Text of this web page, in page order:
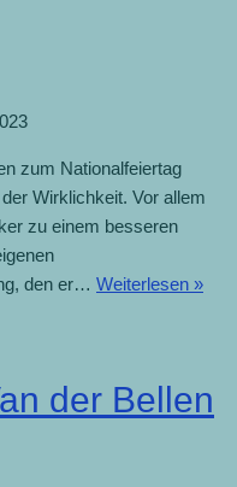
zum Nationalfeiertag
Wirklichkeit. Vor allem
zu einem besseren
den er… Weiterlesen »
der Bellen